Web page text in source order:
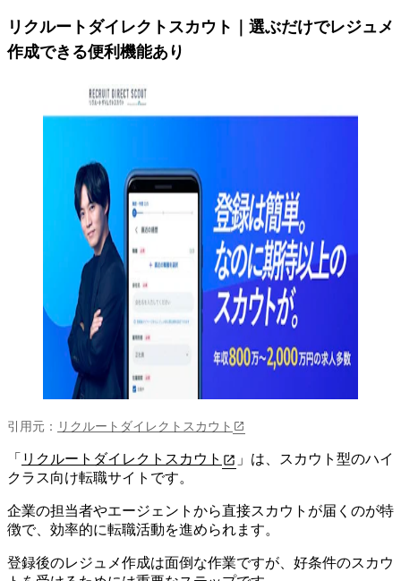
リクルートダイレクトスカウト｜選ぶだけでレジュメ
作成できる便利機能あり
引用元： リクルートダイレクトスカウト
「 リクルートダイレクトスカウト 」は、
スカウト型のハイ
クラス向け転職サイト です。
企業の担当者やエージェントから直接スカウトが届くのが特
徴で、効率的に転職活動を進められます。
登録後のレジュメ作成は面倒な作業ですが、好条件のスカウ